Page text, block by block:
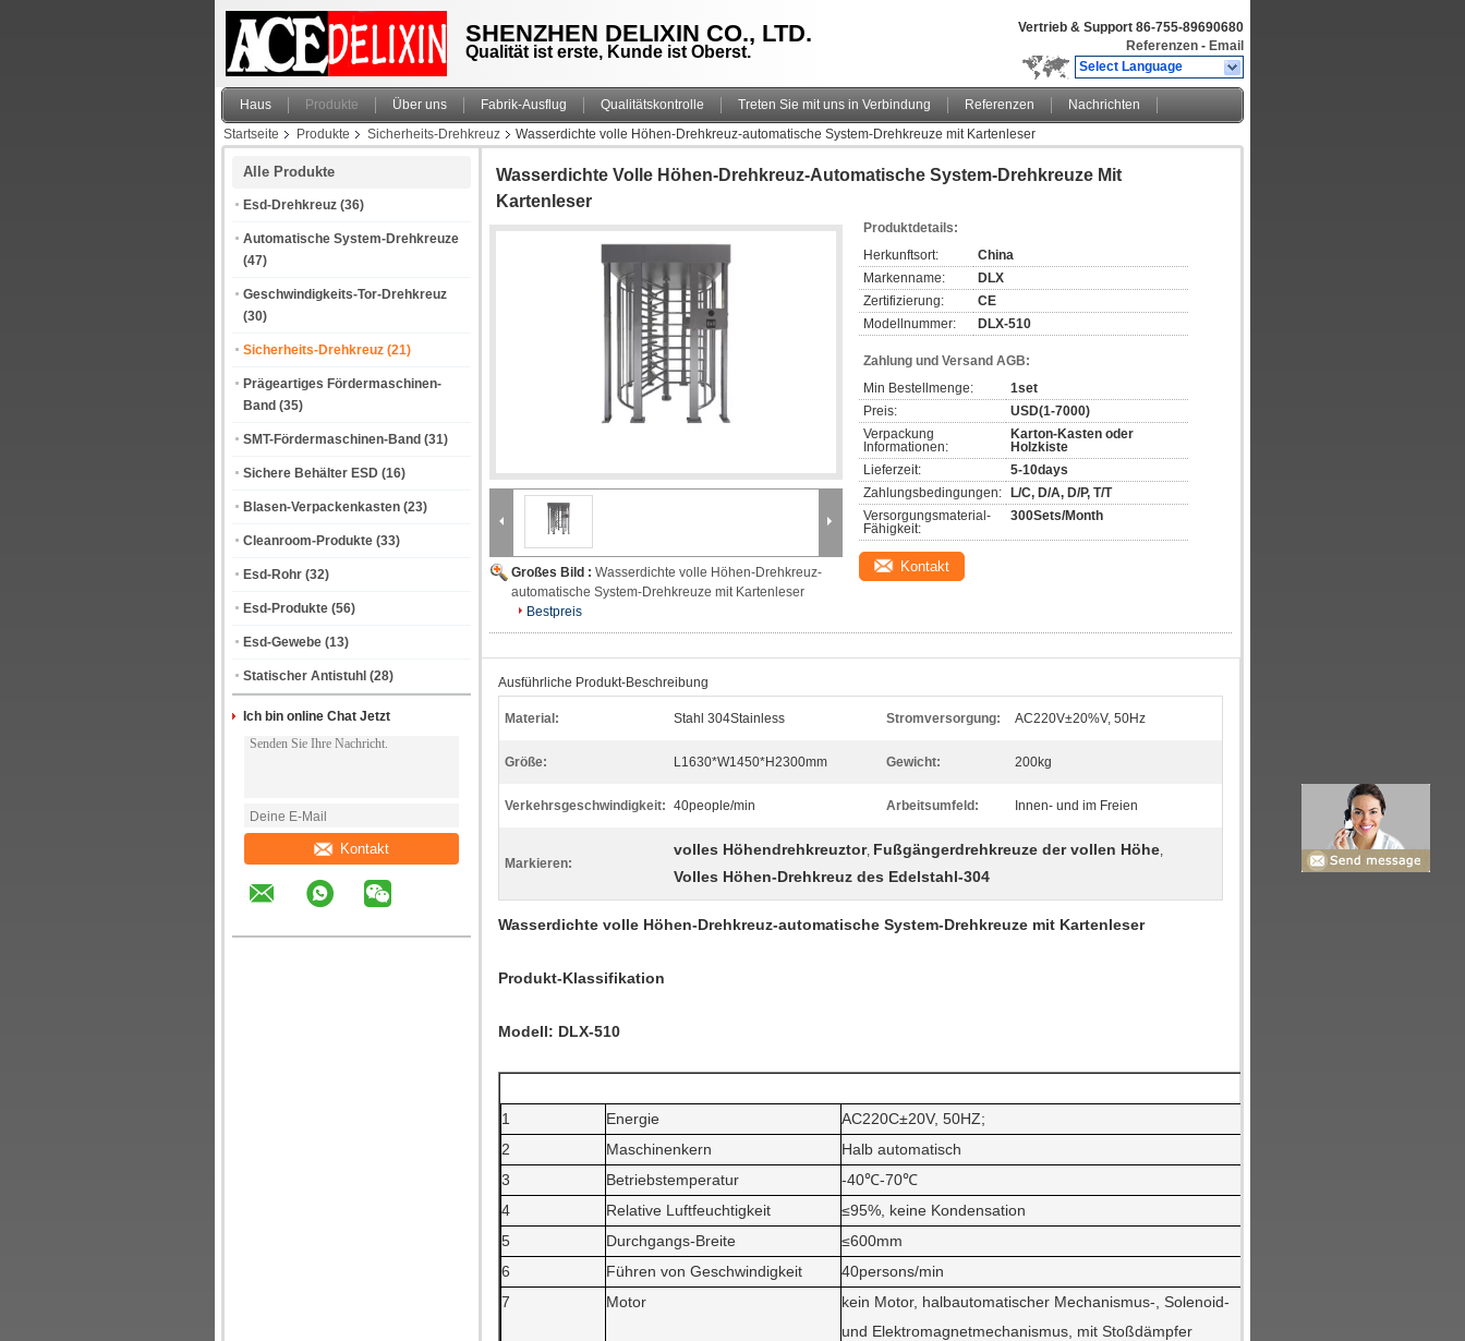
SHENZHEN DELIXIN CO., LTD.
Qualität ist erste, Kunde ist Oberst.
Vertrieb & Support 86-755-89690680
Referenzen - Email
Select Language
Haus Produkte Über uns Fabrik-Ausflug Qualitätskontrolle Treten Sie mit uns in Verbindung Referenzen
Nachrichten
Startseite
Produkte Sicherheits-Drehkreuz Wasserdichte volle Höhen-Drehkreuz-automatische System-Drehkreuze mit Kartenleser
Alle Produkte
Esd-Drehkreuz (36)
Automatische System-Drehkreuze
(47)
Geschwindigkeits-Tor-Drehkreuz
(30)
Sicherheits-Drehkreuz (21)
Prägeartiges Fördermaschinen-
Band (35)
SMT-Fördermaschinen-Band (31)
Sichere Behälter ESD (16)
Blasen-Verpackenkasten (23)
Cleanroom-Produkte (33)
Esd-Rohr (32)
Esd-Produkte (56)
Esd-Gewebe (13)
Statischer Antistuhl (28)
Ich bin online Chat Jetzt
Kontakt
Wasserdichte Volle Höhen-Drehkreuz-Automatische System-Drehkreuze Mit
Kartenleser
Großes Bild : Wasserdichte volle Höhen-Drehkreuz-
automatische System-Drehkreuze mit Kartenleser
Bestpreis
Produktdetails:
Herkunftsort:
China
Markenname:
DLX
Zertifizierung:
CE
Modellnummer:
DLX-510
Zahlung und Versand AGB:
Min Bestellmenge:
1set
Preis:
USD(1-7000)
Verpackung
Informationen:
Karton-Kasten oder
Holzkiste
Lieferzeit:
5-10days
Zahlungsbedingungen:
L/C, D/A, D/P, T/T
Versorgungsmaterial-
Fähigkeit:
300Sets/Month
Kontakt
Ausführliche Produkt-Beschreibung
Material: Stahl 304Stainless Stromversorgung: AC220V±20%V, 50Hz
Größe: L1630*W1450*H2300mm Gewicht: 200kg
Verkehrsgeschwindigkeit: 40people/min Arbeitsumfeld: Innen- und im Freien
Markieren:
volles Höhendrehkreuztor, Fußgängerdrehkreuze der vollen Höhe,
Volles Höhen-Drehkreuz des Edelstahl-304
Wasserdichte volle Höhen-Drehkreuz-automatische System-Drehkreuze mit Kartenleser
Produkt-Klassifikation
Modell: DLX-510
1 Energie
AC220C±20V, 50HZ;
2
Maschinenkern
Halb automatisch
3
Betriebstemperatur
-40℃-70℃
4
Relative Luftfeuchtigkeit
≤95%, keine Kondensation
5
Durchgangs-Breite
≤600mm
6
Führen von Geschwindigkeit
40persons/min
7
Motor
kein Motor, halbautomatischer Mechanismus-, Solenoid-
und Elektromagnetmechanismus, mit Stoßdämpfer